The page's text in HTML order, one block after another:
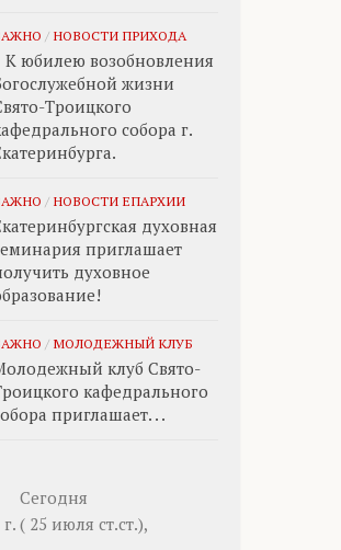
/ НОВОСТИ ПРИХОДА
К юбилею возобновления
жизни
Троицкого
собора г.
/ НОВОСТИ ЕПАРХИИ
духовная
приглашает
духовное
/ МОЛОДЕЖНЫЙ КЛУБ
клуб Свято-
кафедрального
приглашает. . .
Сегодня
г. ( 25 июля ст.ст.),